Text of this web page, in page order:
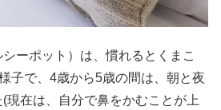
ーポット）は、慣れるとくまこ
子で、4歳から5歳の間は、朝と夜
現在は、自分で鼻をかむことが上